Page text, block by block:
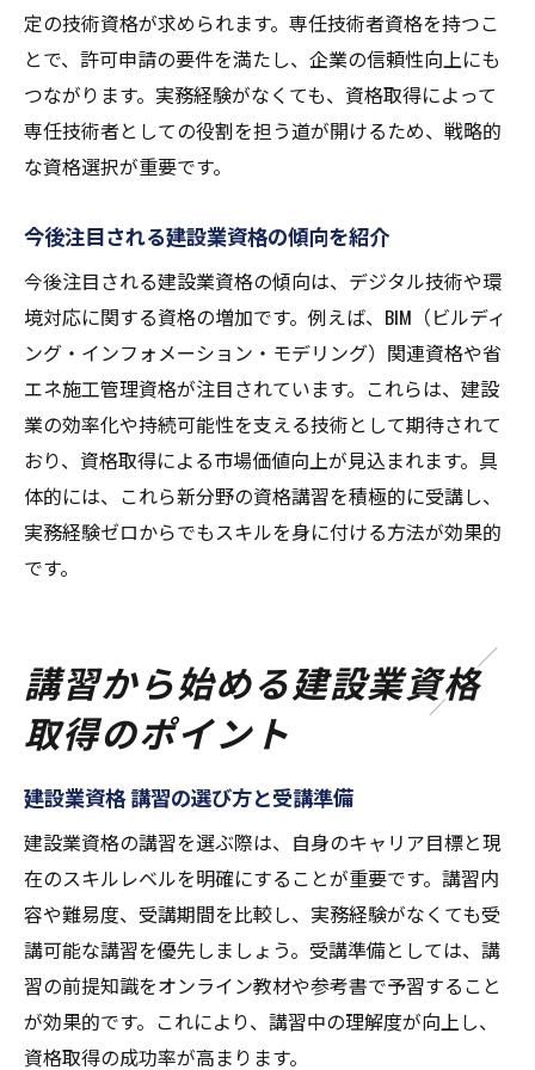
定の技術資格が求められます。専任技術者資格を持つこ
とで、許可申請の要件を満たし、企業の信頼性向上にも
つながります。実務経験がなくても、資格取得によって
専任技術者としての役割を担う道が開けるため、戦略的
な資格選択が重要です。
今後注目される建設業資格の傾向を紹介
今後注目される建設業資格の傾向は、デジタル技術や環
境対応に関する資格の増加です。例えば、BIM（ビルディ
ング・インフォメーション・モデリング）関連資格や省
エネ施工管理資格が注目されています。これらは、建設
業の効率化や持続可能性を支える技術として期待されて
おり、資格取得による市場価値向上が見込まれます。具
体的には、これら新分野の資格講習を積極的に受講し、
実務経験ゼロからでもスキルを身に付ける方法が効果的
です。
講習から始める建設業資格
取得のポイント
建設業資格 講習の選び方と受講準備
建設業資格の講習を選ぶ際は、自身のキャリア目標と現
在のスキルレベルを明確にすることが重要です。講習内
容や難易度、受講期間を比較し、実務経験がなくても受
講可能な講習を優先しましょう。受講準備としては、講
習の前提知識をオンライン教材や参考書で予習すること
が効果的です。これにより、講習中の理解度が向上し、
資格取得の成功率が高まります。